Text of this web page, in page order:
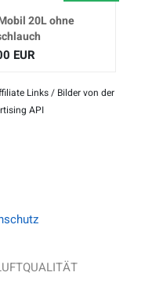
20L ohne
EUR
Links / Bilder von der
API